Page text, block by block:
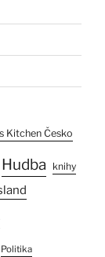
Kitchen Česko
Hudba knihy
Politika